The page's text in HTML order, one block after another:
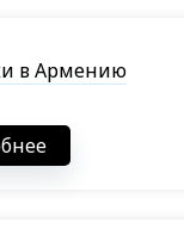
в Армению